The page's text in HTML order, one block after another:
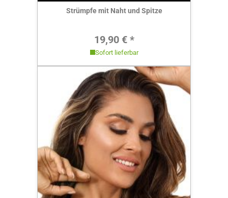
Strümpfe mit Naht und Spitze
Regulärer Preis:
19,90 € *
Sofort lieferbar